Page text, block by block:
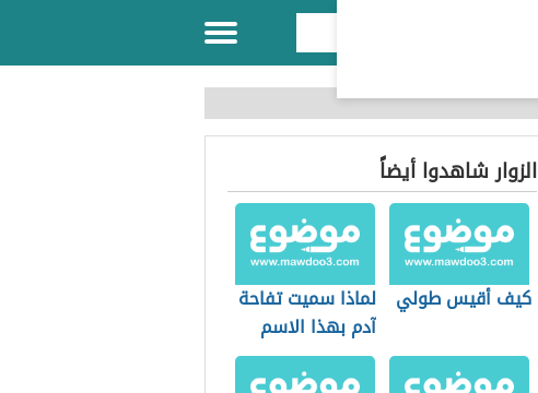
الزوار شاهدوا أيضاً
كيف أقيس طولي
لماذا سميت تفاحة
آدم بهذا الاسم